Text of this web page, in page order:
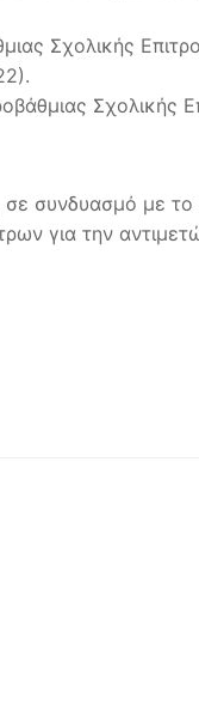
Σχολικής
Σχολικής
σε συνδυασμό με
για την